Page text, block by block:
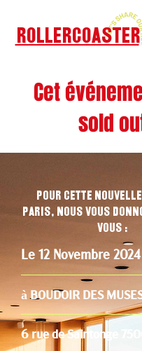
ROLLERCOASTER
Cet
sold
Pour cette
PARIS, nous vous
vous :
Le 12 Novembre 2024
à BOUDOIR DES
6 rue de Saintonge